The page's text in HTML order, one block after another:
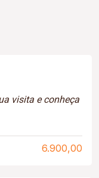
visita e conheça
6.900,00